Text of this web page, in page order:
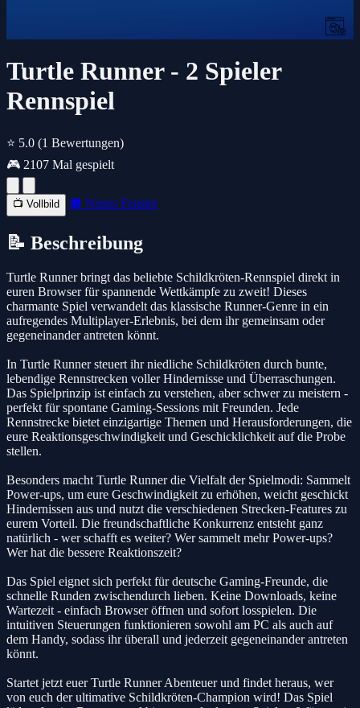
Turtle Runner - 2 Spieler
Rennspiel
⭐ 5.0 (1 Bewertungen)
🎮 2107 Mal gespielt
📺 Vollbild 🔲 Neues Fenster
📝 Beschreibung
Turtle Runner bringt das beliebte Schildkröten-Rennspiel direkt in
euren Browser für spannende Wettkämpfe zu zweit! Dieses
charmante Spiel verwandelt das klassische Runner-Genre in ein
aufregendes Multiplayer-Erlebnis, bei dem ihr gemeinsam oder
gegeneinander antreten könnt.
In Turtle Runner steuert ihr niedliche Schildkröten durch bunte,
lebendige Rennstrecken voller Hindernisse und Überraschungen.
Das Spielprinzip ist einfach zu verstehen, aber schwer zu meistern -
perfekt für spontane Gaming-Sessions mit Freunden. Jede
Rennstrecke bietet einzigartige Themen und Herausforderungen, die
eure Reaktionsgeschwindigkeit und Geschicklichkeit auf die Probe
stellen.
Besonders macht Turtle Runner die Vielfalt der Spielmodi: Sammelt
Power-ups, um eure Geschwindigkeit zu erhöhen, weicht geschickt
Hindernissen aus und nutzt die verschiedenen Strecken-Features zu
eurem Vorteil. Die freundschaftliche Konkurrenz entsteht ganz
natürlich - wer schafft es weiter? Wer sammelt mehr Power-ups?
Wer hat die bessere Reaktionszeit?
Das Spiel eignet sich perfekt für deutsche Gaming-Freunde, die
schnelle Runden zwischendurch lieben. Keine Downloads, keine
Wartezeit - einfach Browser öffnen und sofort losspielen. Die
intuitiven Steuerungen funktionieren sowohl am PC als auch auf
dem Handy, sodass ihr überall und jederzeit gegeneinander antreten
könnt.
Startet jetzt euer Turtle Runner Abenteuer und findet heraus, wer
von euch der ultimative Schildkröten-Champion wird! Das Spiel